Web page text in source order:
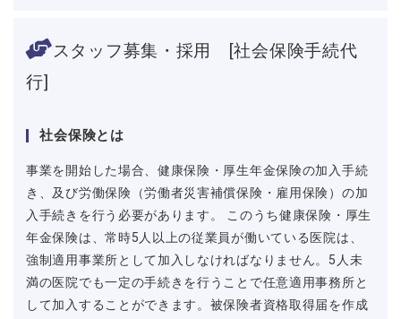
スタッフ募集・採用 [社会保険手続代
行]
社会保険とは
事業を開始した場合、健康保険・厚生年金保険の加入手続
き、及び労働保険（労働者災害補償保険・雇用保険）の加
入手続きを行う必要があります。 このうち健康保険・厚生
年金保険は、常時5人以上の従業員が働いている医院は、
強制適用事業所として加入しなければなりません。5人未
満の医院でも一定の手続きを行うことで任意適用事務所と
して加入することができます。被保険者資格取得届を作成